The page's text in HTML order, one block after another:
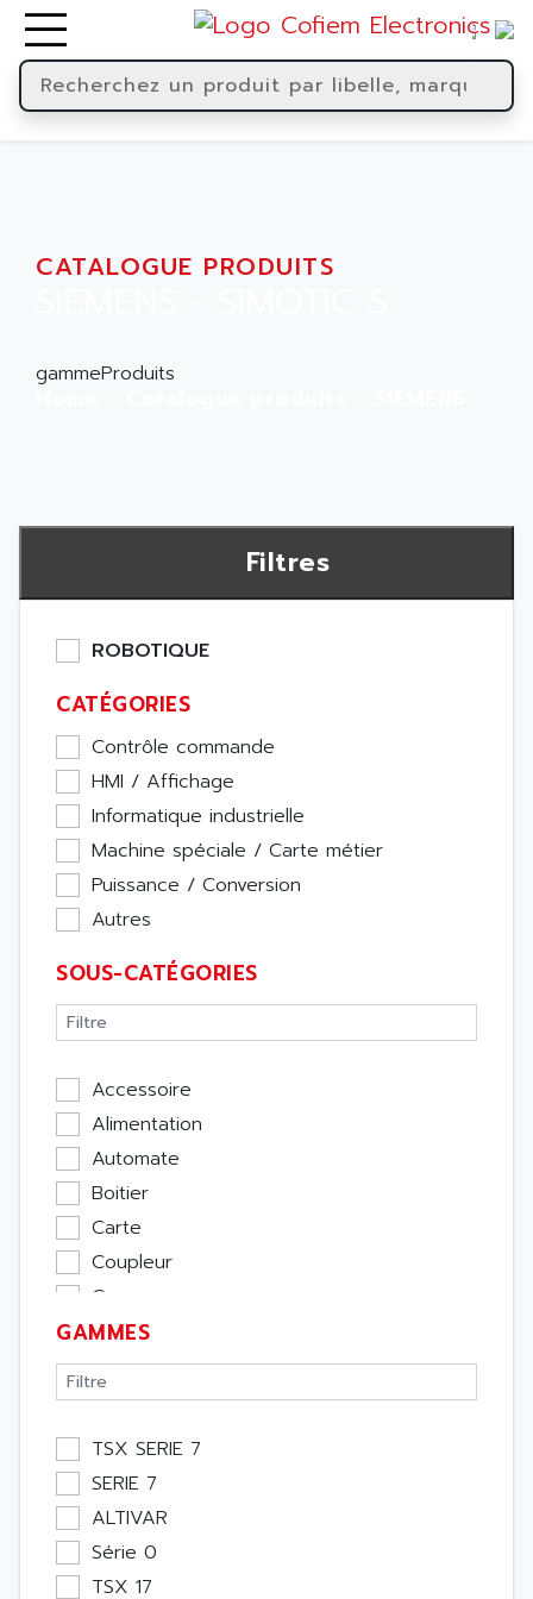
CATALOGUE PRODUITS
gammeProduits
Filtres
ROBOTIQUE
CATÉGORIES
Contrôle commande
HMI / Affichage
Informatique industrielle
Machine spéciale / Carte métier
Puissance / Conversion
Autres
SOUS-CATÉGORIES
Accessoire
Alimentation
Automate
Boitier
Carte
Coupleur
Cpu
Ecran
Entrée / Sortie
Memoire
Module Métier
Moteur
Pupitre Opérateur
Rack
Etude
GAMMES
TSX SERIE 7
SERIE 7
ALTIVAR
Série 0
TSX 17